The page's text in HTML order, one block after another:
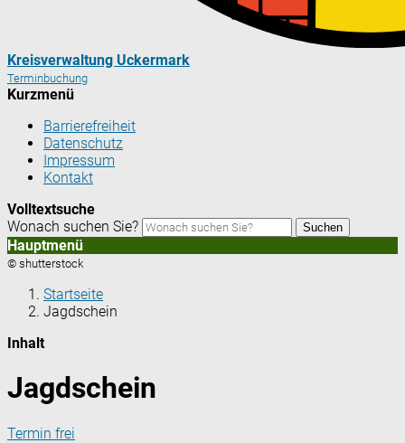
Kreisverwaltung Uckermark
Terminbuchung
Kurzmenü
Barrierefreiheit
Datenschutz
Impressum
Kontakt
Volltextsuche
Wonach suchen Sie?
Suchen
Hauptmenü
© shutterstock
Startseite
Jagdschein
Inhalt
Jagdschein
Termin frei